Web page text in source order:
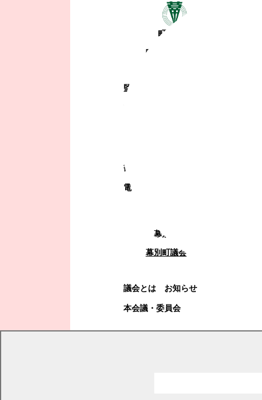
町政情報
町政情報
監査
観光地・公共施設等案内
電子掲示場・例規集
幕別町議会
幕別町議会
議会とは
お知らせ
本会議・委員会